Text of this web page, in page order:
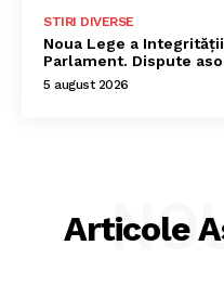
STIRI DIVERSE
Noua Lege a
Parlament. Dispute
5 august 2026
Articole